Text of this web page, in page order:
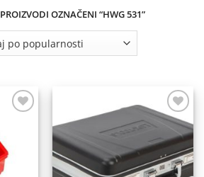
PROIZVODI OZNAČENI “HWG 531”
Dodaj
na
listu
želja